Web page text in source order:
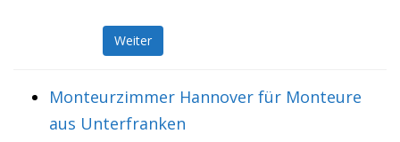
Weiter
Monteurzimmer Hannover für Monteure
aus Unterfranken